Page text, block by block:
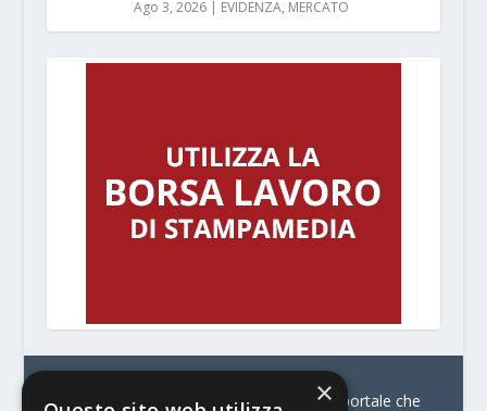
Ago 3, 2026| EVIDENZA, MERCATO
© Stratego Group – stampamedia.net è il portale che
×